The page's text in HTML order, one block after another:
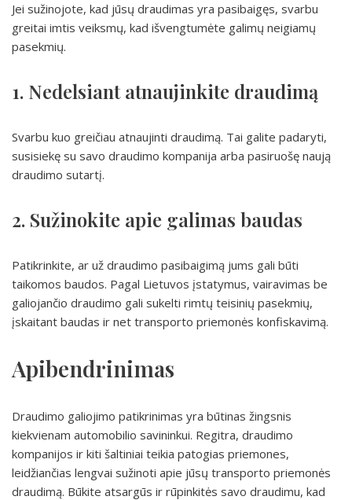
Jei sužinojote, kad jūsų draudimas yra pasibaigęs, svarbu
greitai imtis veiksmų, kad išvengtumėte galimų neigiamų
pasekmių.
1. Nedelsiant atnaujinkite draudimą
Svarbu kuo greičiau atnaujinti draudimą. Tai galite padaryti,
susisiekę su savo draudimo kompanija arba pasiruošę naują
draudimo sutartį.
2. Sužinokite apie galimas baudas
Patikrinkite, ar už draudimo pasibaigimą jums gali būti
taikomos baudos. Pagal Lietuvos įstatymus, vairavimas be
galiojančio draudimo gali sukelti rimtų teisinių pasekmių,
įskaitant baudas ir net transporto priemonės konfiskavimą.
Apibendrinimas
Draudimo galiojimo patikrinimas yra būtinas žingsnis
kiekvienam automobilio savininkui. Regitra, draudimo
kompanijos ir kiti šaltiniai teikia patogias priemones,
leidžiančias lengvai sužinoti apie jūsų transporto priemonės
draudimą. Būkite atsargūs ir rūpinkitės savo draudimu, kad